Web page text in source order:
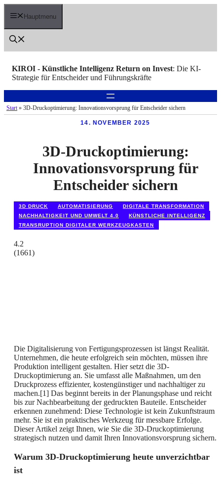
Zum
Inhalt Hauptmenu
KIROI - Künstliche Intelligenz Return on Invest: Die KI-
Strategie für Entscheider und Führungskräfte
Start» 3D-Druckoptimierung: Innovationsvorsprung für Entscheider sichern
14. NOVEMBER 2025
3D-Druckoptimierung:
Innovationsvorsprung für
Entscheider sichern
3D DRUCK AUTOMATISIERUNG
DIGITALE TRANSFORMATION
NACHHALTIGKEIT UND UMWELT 4.0
KÜNSTLICHE INTELLIGENZ
TRANSRUPTION DIGITALER WERKZEUGKASTEN
4.2
(1661)
Die Digitalisierung von Fertigungsprozessen ist längst Realität.
Unternehmen, die heute erfolgreich sein möchten, müssen ihre
Produktion intelligent gestalten. Hier setzt die 3D-
Druckoptimierung an. Sie umfasst alle Maßnahmen, um den
Druckprozess effizienter, kostengünstiger und nachhaltiger zu
machen.[1] Das beginnt bereits in der Planungsphase und reicht
bis zur Nachbearbeitung der gedruckten Bauteile. Entscheider
erkennen zunehmend: Diese Technologie ist kein Zukunftstraum
mehr. Sie ist ein praktisches Werkzeug für messbare Erfolge.
Dieser Artikel zeigt Ihnen, wie Sie die 3D-Druckoptimierung
strategisch nutzen und damit Ihren Innovationsvorsprung sichern.
Warum 3D-Druckoptimierung heute unverzichtbar
ist